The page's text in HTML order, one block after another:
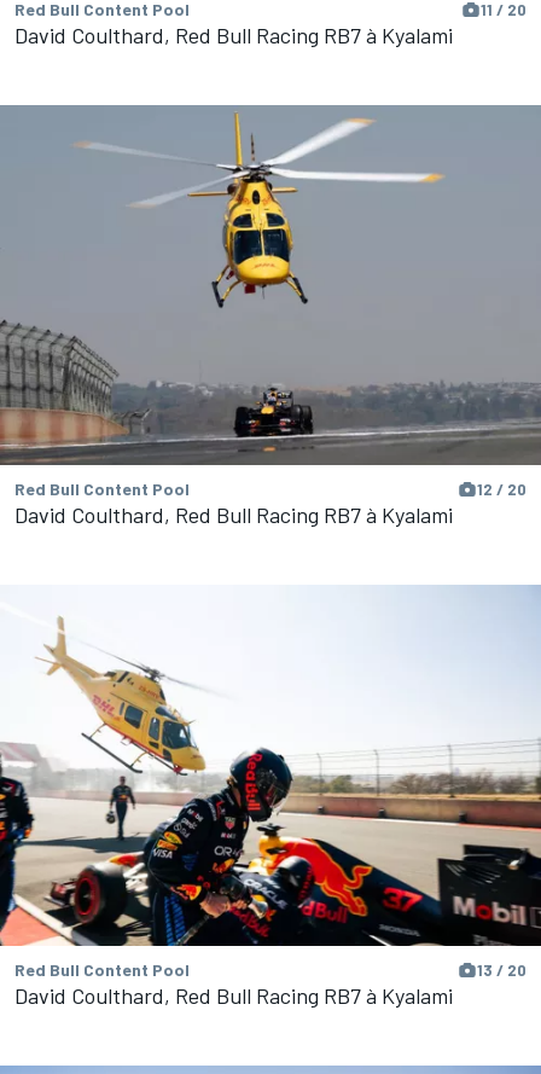
Red Bull Content Pool 11 / 20
David Coulthard, Red Bull Racing RB7 à Kyalami
Red Bull Content Pool 12 / 20
David Coulthard, Red Bull Racing RB7 à Kyalami
Red Bull Content Pool 13 / 20
David Coulthard, Red Bull Racing RB7 à Kyalami